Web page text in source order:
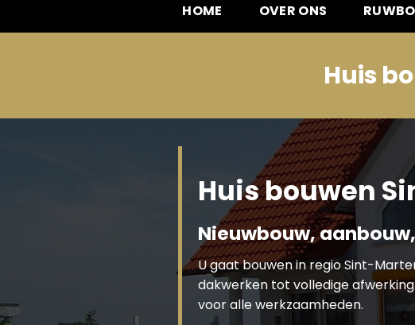
HOME OVER ONS
Huis
Huis bouwen
Nieuwbouw,
U gaat bouwen in regio Sint-
dakwerken tot volledige
voor alle werkzaamheden.